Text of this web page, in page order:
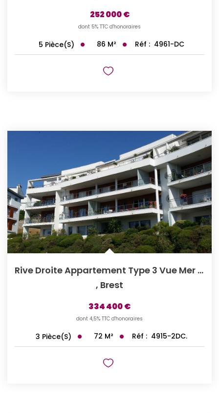
252 000 €
dont 5% TTC d'honoraires
5 Pièce(s) 86 M² Réf : 4961-DC
Rive Droite Appartement Type 3 Vue Mer Ascenseur.
, Brest
334 400 €
dont 4,5% TTC d'honoraires
3 Pièce(s) 72 M² Réf : 4915-2DC.